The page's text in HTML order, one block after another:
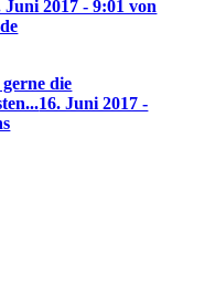
Juni 2017 - 9:01 von
die
16. Juni 2017 -